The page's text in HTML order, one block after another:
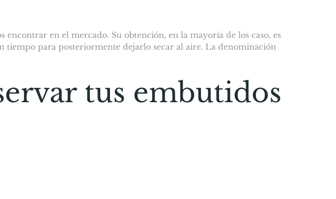
en el mercado. Su obtención, en la mayoría de los caso, es
tiempo para posteriormente dejarlo secar al aire. La denominación
tus embutidos